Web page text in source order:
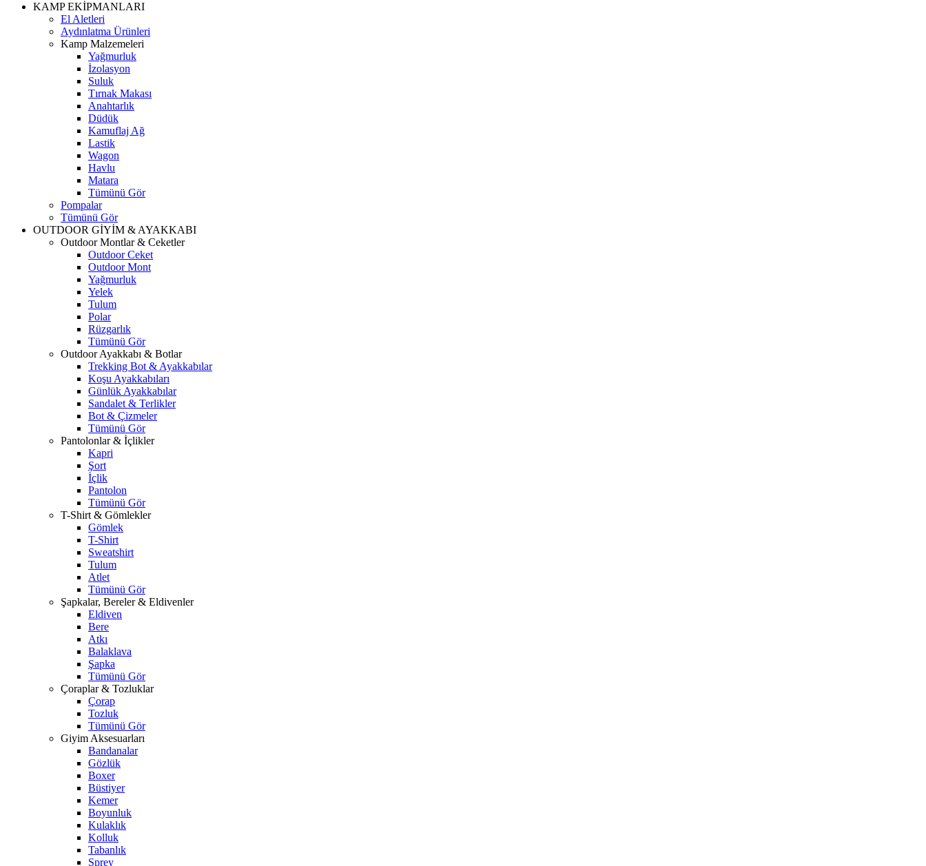
KAMP EKİPMANLARI
El Aletleri
Aydınlatma Ürünleri
Kamp Malzemeleri
Yağmurluk
İzolasyon
Suluk
Tırnak Makası
Anahtarlık
Düdük
Kamuflaj Ağ
Lastik
Wagon
Havlu
Matara
Tümünü Gör
Pompalar
Tümünü Gör
OUTDOOR GİYİM & AYAKKABI
Outdoor Montlar & Ceketler
Outdoor Ceket
Outdoor Mont
Yağmurluk
Yelek
Tulum
Polar
Rüzgarlık
Tümünü Gör
Outdoor Ayakkabı & Botlar
Trekking Bot & Ayakkabılar
Koşu Ayakkabıları
Günlük Ayakkabılar
Sandalet & Terlikler
Bot & Çizmeler
Tümünü Gör
Pantolonlar & İçlikler
Kapri
Şort
İçlik
Pantolon
Tümünü Gör
T-Shirt & Gömlekler
Gömlek
T-Shirt
Sweatshirt
Tulum
Atlet
Tümünü Gör
Şapkalar, Bereler & Eldivenler
Eldiven
Bere
Atkı
Balaklava
Şapka
Tümünü Gör
Çoraplar & Tozluklar
Çorap
Tozluk
Tümünü Gör
Giyim Aksesuarları
Bandanalar
Gözlük
Boxer
Büstiyer
Kemer
Boyunluk
Kulaklık
Kolluk
Tabanlık
Sprey